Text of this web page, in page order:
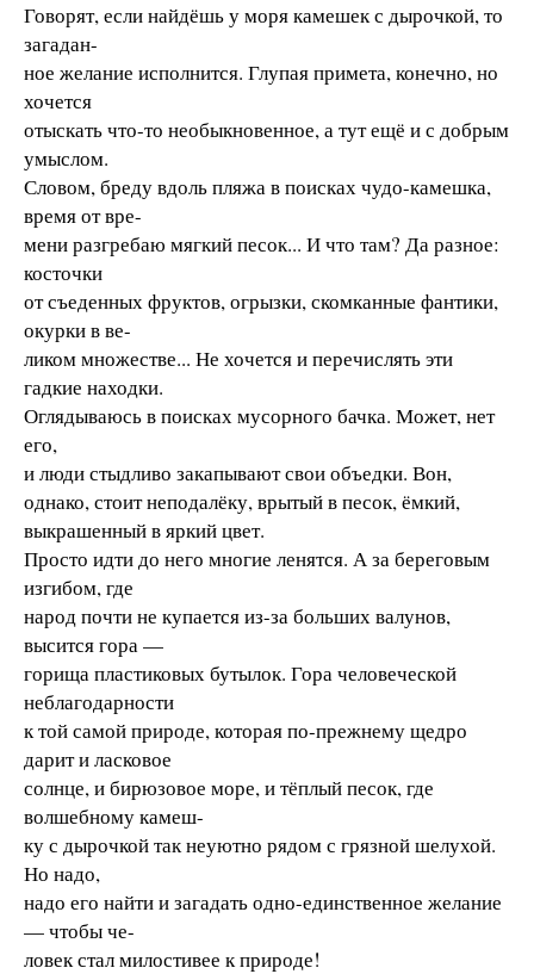
Говорят, если найдёшь у моря камешек с дырочкой, то
загадан-
ное желание исполнится. Глупая примета, конечно, но
хочется
отыскать что-то необыкновенное, а тут ещё и с добрым
умыслом.
Словом, бреду вдоль пляжа в поисках чудо-камешка,
время от вре-
мени разгребаю мягкий песок... И что там? Да разное:
косточки
от съеденных фруктов, огрызки, скомканные фантики,
окурки в ве-
ликом множестве... Не хочется и перечислять эти
гадкие находки.
Оглядываюсь в поисках мусорного бачка. Может, нет
его,
и люди стыдливо закапывают свои объедки. Вон,
однако, стоит неподалёку, врытый в песок, ёмкий,
выкрашенный в яркий цвет.
Просто идти до него многие ленятся. А за береговым
изгибом, где
народ почти не купается из-за больших валунов,
высится гора —
горища пластиковых бутылок. Гора человеческой
неблагодарности
к той самой природе, которая по-прежнему щедро
дарит и ласковое
солнце, и бирюзовое море, и тёплый песок, где
волшебному камеш-
ку с дырочкой так неуютно рядом с грязной шелухой.
Но надо,
надо его найти и загадать одно-единственное желание
— чтобы че-
ловек стал милостивее к природе!